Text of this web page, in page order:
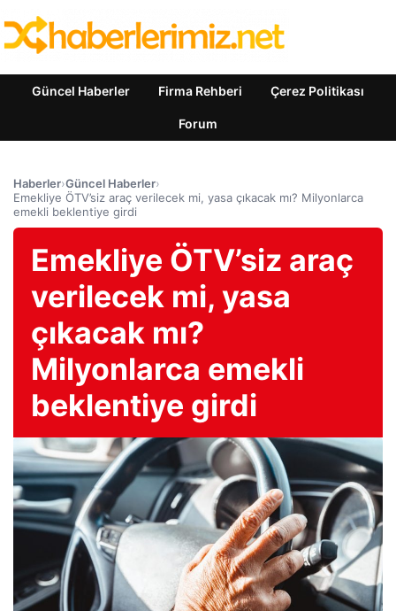
Güncel Haberler Firma Rehberi Çerez Politikası
Forum
Haberler›Güncel Haberler›
Emekliye ÖTV’siz araç verilecek mi, yasa çıkacak mı? Milyonlarca
emekli beklentiye girdi
Emekliye ÖTV’siz araç
verilecek mi, yasa
çıkacak mı?
Milyonlarca emekli
beklentiye girdi